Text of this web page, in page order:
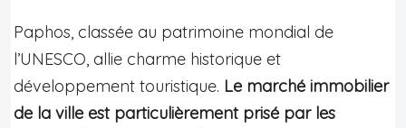
Paphos, classée au patrimoine mondial de
l’UNESCO, allie charme historique et
développement touristique. Le marché immobilier
de la ville est particulièrement prisé par les